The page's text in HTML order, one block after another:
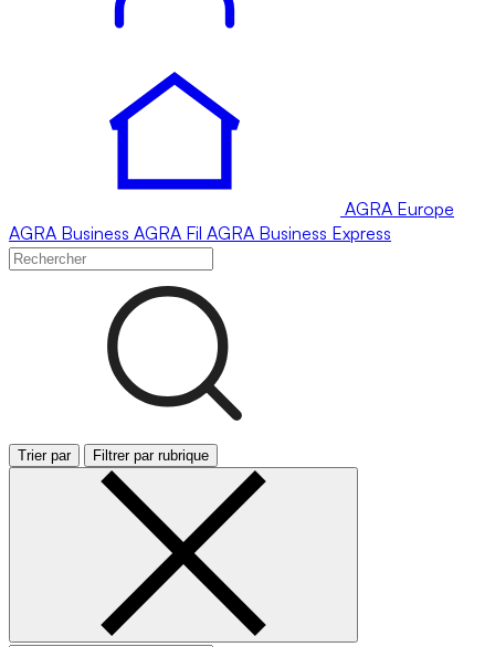
AGRA Europe
AGRA Business AGRA Fil AGRA Business Express
Trier par Filtrer par rubrique